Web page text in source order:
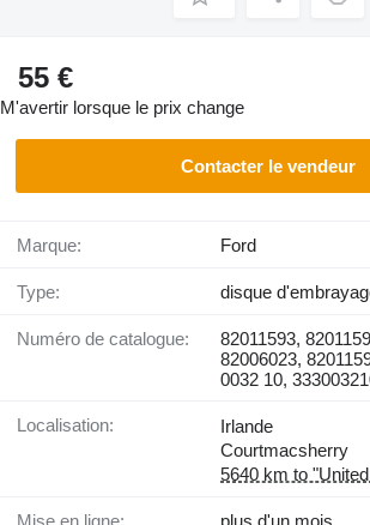
55 €
M'avertir lorsque le prix change
Contacter le vendeur
Marque: Ford
Type: disque
Numéro de catalogue:
82011593,
82006023,
0032 10,
Localisation:
Irlande
Courtmacsherry
5640 km to